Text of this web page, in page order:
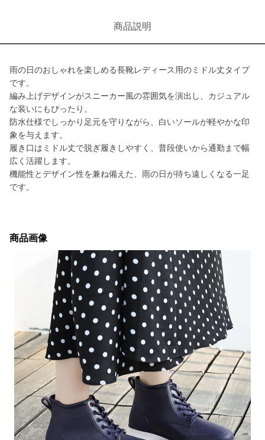
商品説明
雨の日のおしゃれを楽しめる長靴レディース用のミドル丈タイプ
です。
編み上げデザインがスニーカー風の雰囲気を演出し、カジュアル
な装いにもぴったり。
防水仕様でしっかり足元を守りながら、白いソールが軽やかな印
象を与えます。
履き口はミドル丈で脱ぎ履きしやすく、普段使いから通勤まで幅
広く活躍します。
機能性とデザイン性を兼ね備えた、雨の日が待ち遠しくなる一足
です。
商品画像